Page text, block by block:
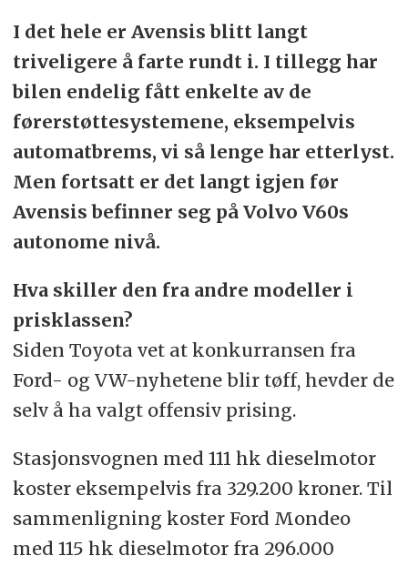
I det hele er Avensis blitt langt
triveligere å farte rundt i. I tillegg har
bilen endelig fått enkelte av de
førerstøttesystemene, eksempelvis
automatbrems, vi så lenge har etterlyst.
Men fortsatt er det langt igjen før
Avensis befinner seg på Volvo V60s
autonome nivå.
Hva skiller den fra andre modeller i
prisklassen?
Siden Toyota vet at konkurransen fra
Ford- og VW-nyhetene blir tøff, hevder de
selv å ha valgt offensiv prising.
Stasjonsvognen med 111 hk dieselmotor
koster eksempelvis fra 329.200 kroner. Til
sammenligning koster Ford Mondeo
med 115 hk dieselmotor fra 296.000